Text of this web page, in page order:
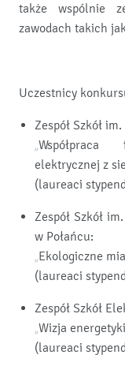
także wspólnie
zawodach takich
Uczestnicy
Zespół Szkół
elektrycznej z
(laureaci
Zespół Szkół
w Połańcu:
„Ekologiczne
(laureaci
Zespół Szkół
„Wizja
(laureaci